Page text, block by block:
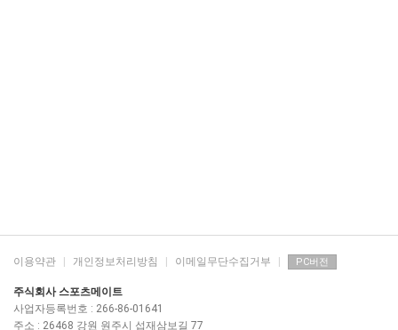
이용약관 개인정보처리방침 이메일무단수집거부 PC버전
주식회사 스포츠메이트
사업자등록번호 : 266-86-01641
주소 : 26468 강원 원주시 섭재삼보길 77